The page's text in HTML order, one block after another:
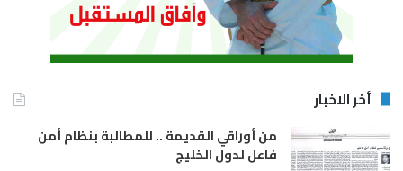
أخر الاخبار
من أوراقي القديمة .. للمطالبة بنظام أمن
فاعل لدول الخليج